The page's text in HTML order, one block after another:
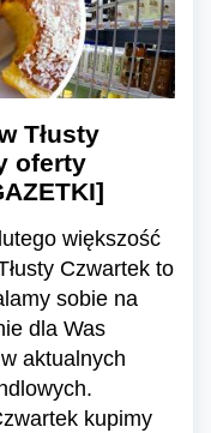
Tłusty
oferty
większość
Czwartek to
sobie na
dla Was
aktualnych
kupimy